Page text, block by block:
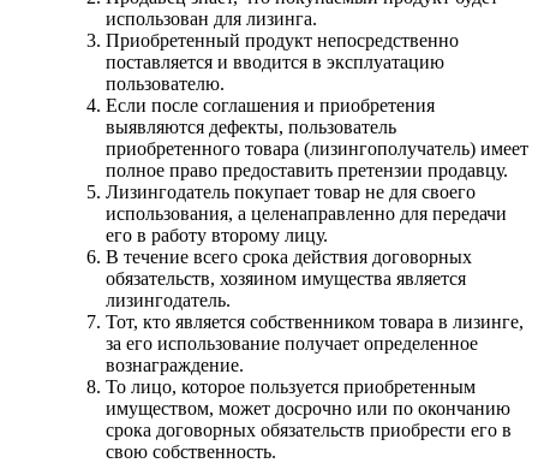
использован для лизинга.
Приобретенный продукт непосредственно
поставляется и вводится в эксплуатацию
пользователю.
Если после соглашения и приобретения
выявляются дефекты, пользователь
приобретенного товара (лизингополучатель) имеет
полное право предоставить претензии продавцу.
Лизингодатель покупает товар не для своего
использования, а целенаправленно для передачи
его в работу второму лицу.
В течение всего срока действия договорных
обязательств, хозяином имущества является
лизингодатель.
Тот, кто является собственником товара в лизинге,
за его использование получает определенное
вознаграждение.
То лицо, которое пользуется приобретенным
имуществом, может досрочно или по окончанию
срока договорных обязательств приобрести его в
свою собственность.